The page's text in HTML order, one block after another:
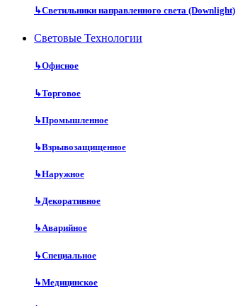
↳Светильники направленного света (Downlight)
Световые Технологии
↳Офисное
↳Торговое
↳Промышленное
↳Взрывозащищенное
↳Наружное
↳Декоративное
↳Аварийное
↳Специальное
↳Медицинское